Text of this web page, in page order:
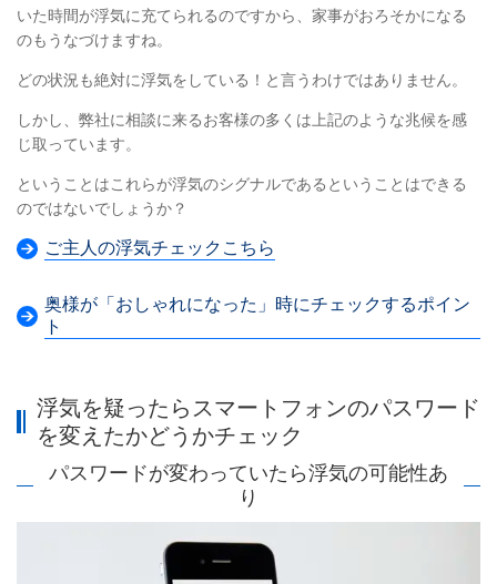
いた時間が浮気に充てられるのですから、家事がおろそかになる
のもうなづけますね。
どの状況も絶対に浮気をしている！と言うわけではありません。
しかし、弊社に相談に来るお客様の多くは上記のような兆候を感
じ取っています。
ということはこれらが浮気のシグナルであるということはできる
のではないでしょうか？
ご主人の浮気チェックこちら
奥様が「おしゃれになった」時にチェックするポイン
ト
浮気を疑ったらスマートフォンのパスワード
を変えたかどうかチェック
パスワードが変わっていたら浮気の可能性あ
り